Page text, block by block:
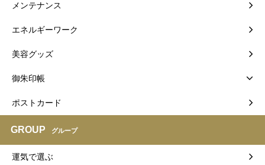
メンテナンス
エネルギーワーク
美容グッズ
御朱印帳
ポストカード
GROUP グループ
運気で選ぶ